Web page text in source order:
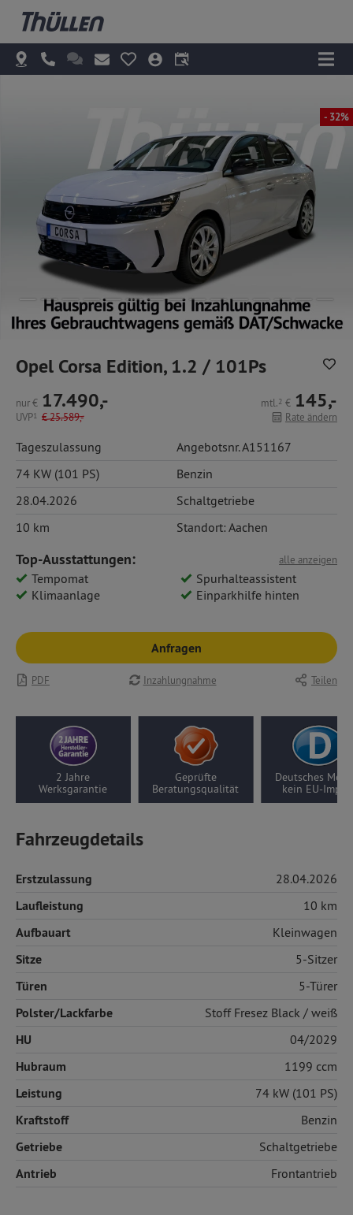
- 32%
Opel Corsa Edition, 1.2 / 101Ps
nur€ 17.490,-
UVP1 €25.589,-
mtl.2 € 145,-
Rate ändern
Tageszulassung
Angebotsnr. A151167
74 KW (101 PS)
Benzin
28.04.2026
Schaltgetriebe
10 km
Standort: Aachen
alle anzeigen
Top-Ausstattungen:
Tempomat
Spurhalteassistent
Klimaanlage
Einparkhilfe hinten
Anfragen
PDF Inzahlungnahme Teilen
2 Jahre
Werksgarantie
Geprüfte
Beratungsqualität
Deutsches Modell,
kein EU-Import
Fahrzeugdetails
Erstzulassung 28.04.2026
Laufleistung 10 km
Aufbauart Kleinwagen
Sitze 5-Sitzer
Türen 5-Türer
Polster/Lackfarbe StoffFresez Black / weiß
HU 04/2029
Hubraum 1199 ccm
Leistung 74 kW (101 PS)
Kraftstoff Benzin
Getriebe Schaltgetriebe
Antrieb Frontantrieb